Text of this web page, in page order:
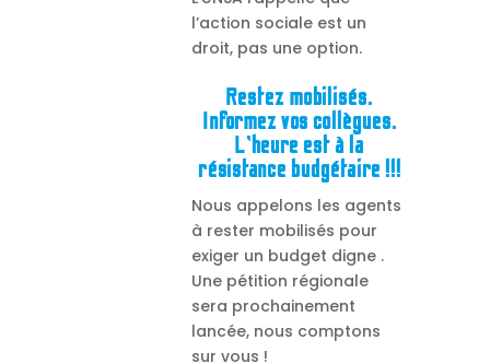
l’action sociale est un
droit, pas une option.
Restez mobilisés.
Informez vos collègues.
L’heure est à la
résistance budgétaire !!!
Nous appelons les agents
à rester mobilisés pour
exiger un budget digne .
Une pétition régionale
sera prochainement
lancée, nous comptons
sur vous !